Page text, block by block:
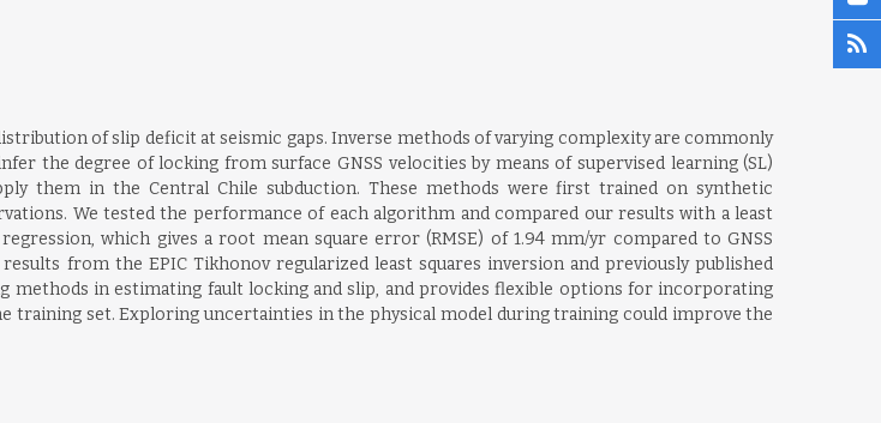
of slip deficit at seismic gaps. Inverse methods of varying complexity are commonly
the degree of locking from surface GNSS velocities by means of supervised learning (SL)
them in the Central Chile subduction. These methods were first trained on synthetic
We tested the performance of each algorithm and compared our results with a least
which gives a root mean square error (RMSE) of 1.94 mm/yr compared to GNSS
from the EPIC Tikhonov regularized least squares inversion and previously published
methods in estimating fault locking and slip, and provides flexible options for incorporating
set. Exploring uncertainties in the physical model during training could improve the